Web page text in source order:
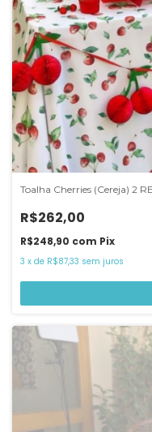
Toalha Cherries (Cereja) 2
R$262,00
R$248,90 com Pix
3 x de R$87,33 sem juros